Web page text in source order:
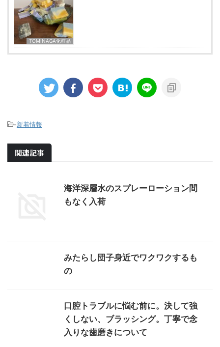
TOMINAGA化粧品
-新着情報
関連記事
海洋深層水のスプレーローション間
もなく入荷
みたらし団子身近でワクワクするも
の
口腔トラブルに悩む前に。決して強
くしない、ブラッシング。丁寧で念
入りな歯磨きについて